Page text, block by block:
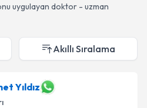
uygulayan doktor - uzman
Akıllı Sıralama
Yıldız